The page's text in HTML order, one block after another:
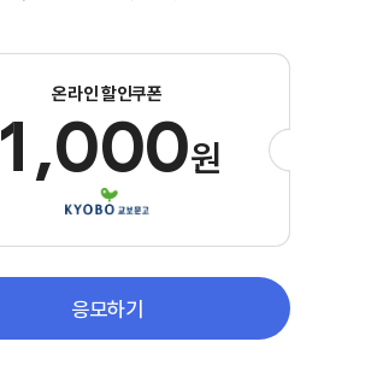
온라인 할인쿠폰
1,000원
응모하기